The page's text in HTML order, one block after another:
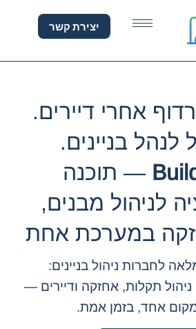
בניינים —
יצירת קשר
אחרי דיירים.
לנהל בניינים.
— תוכנה
לניהול מבנים,
במערכת אחת
לחברות ניהול בניינים:
ניהול תקלות, אחזקה ודיירים —
אחד, בזמן אמת.